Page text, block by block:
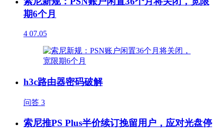
期6个月
4 07.05
h3c路由器密码破解
问答 3
索尼推PS Plus半价续订挽留用户，应对光盘停